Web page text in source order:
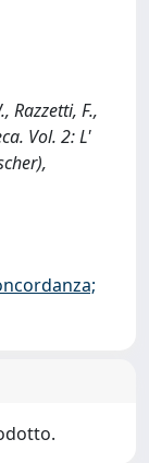
Razzetti, F.,
Vol. 2: L'